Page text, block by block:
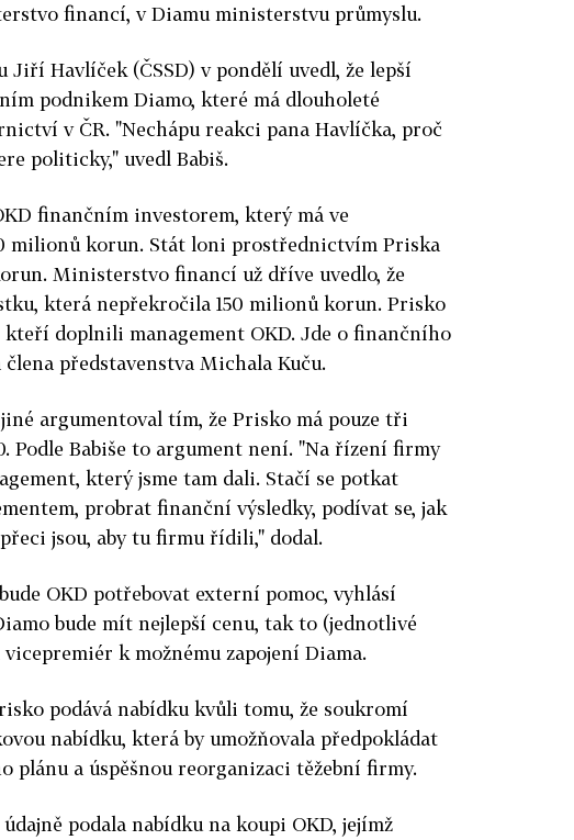
financí, v Diamu ministerstvu průmyslu.
Havlíček (ČSSD) v pondělí uvedl, že lepší
podnikem Diamo, které má dlouholeté
v ČR. "Nechápu reakci pana Havlíčka, proč
politicky," uvedl Babiš.
finančním investorem, který má ve
milionů korun. Stát loni prostřednictvím Priska
Ministerstvo financí už dříve uvedlo, že
která nepřekročila 150 milionů korun. Prisko
doplnili management OKD. Jde o finančního
představenstva Michala Kuču.
argumentoval tím, že Prisko má pouze tři
Podle Babiše to argument není. "Na řízení firmy
který jsme tam dali. Stačí se potkat
probrat finanční výsledky, podívat se, jak
jsou, aby tu firmu řídili," dodal.
OKD potřebovat externí pomoc, vyhlásí
bude mít nejlepší cenu, tak to (jednotlivé
vicepremiér k možnému zapojení Diama.
podává nabídku kvůli tomu, že soukromí
nabídku, která by umožňovala předpokládat
plánu a úspěšnou reorganizaci těžební firmy.
podala nabídku na koupi OKD, jejímž